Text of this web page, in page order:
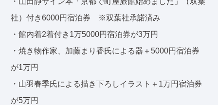
社）付き6000円宿泊券 ※双葉社承諾済み
・館内着2着付き1万5000円宿泊券が3万円
・焼き物作家、加藤まり香氏による器＋5000円宿泊券
が1万円
・山羽春季氏による描き下ろしイラスト＋1万円宿泊券
が5万円